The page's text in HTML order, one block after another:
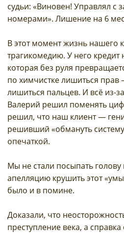
судьи: «Виновен! Управлял
номерами». Лишение на 6
В этот момент жизнь нашего
трагикомедию. У него
которая без руля
по химчистке лишиться прав
лишиться пальцев. И всё из-
Валерий решил поменять
решил, что наш клиент —
решивший «обмануть
опечаткой.
Мы не стали посыпать
апелляцию крушить этот
было и в помине.
Доказали, что
преступление века, а справка